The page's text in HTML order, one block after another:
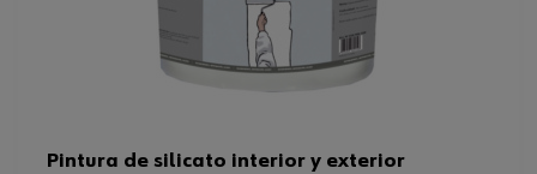
Pintura de silicato interior y exterior